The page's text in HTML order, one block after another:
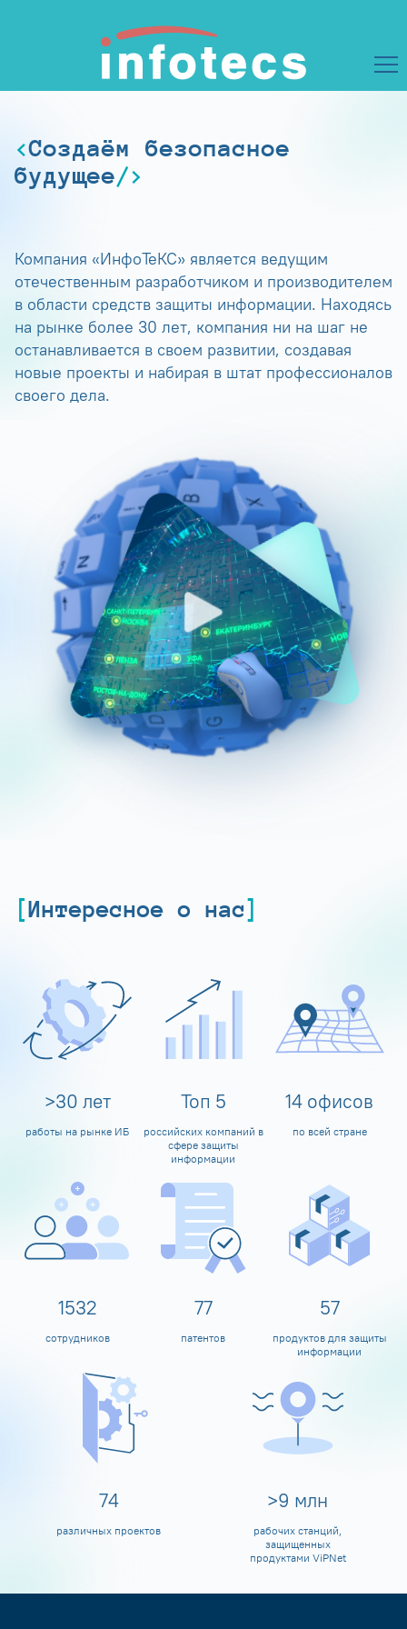
Создаём безопасное
будущее
Компания «ИнфоТеКС» является ведущим
отечественным разработчиком и производителем
в области средств защиты информации. Находясь
на рынке более 30 лет, компания ни на шаг не
останавливается в своем развитии, создавая
новые проекты и набирая в штат профессионалов
своего дела.
Интересное о нас
>30 лет
работы на рынке ИБ
Топ 5
российских компаний в
сфере защиты
информации
14 офисов
по всей стране
1600
сотрудников
80
патентов
60
продуктов для защиты
информации
80
различных проектов
>10 млн
рабочих станций,
защищенных
продуктами ViPNet